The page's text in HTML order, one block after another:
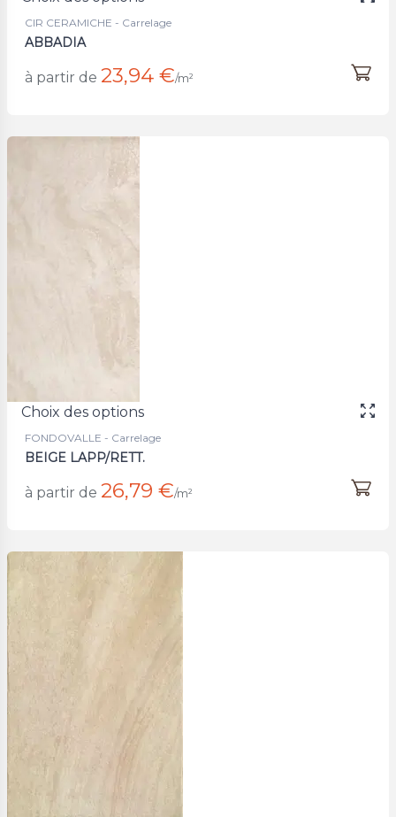
CIR CERAMICHE - Carrelage
ABBADIA
à partir de 23,94 €/m²
Choix des options
FONDOVALLE - Carrelage
BEIGE LAPP/RETT.
à partir de 26,79 €/m²